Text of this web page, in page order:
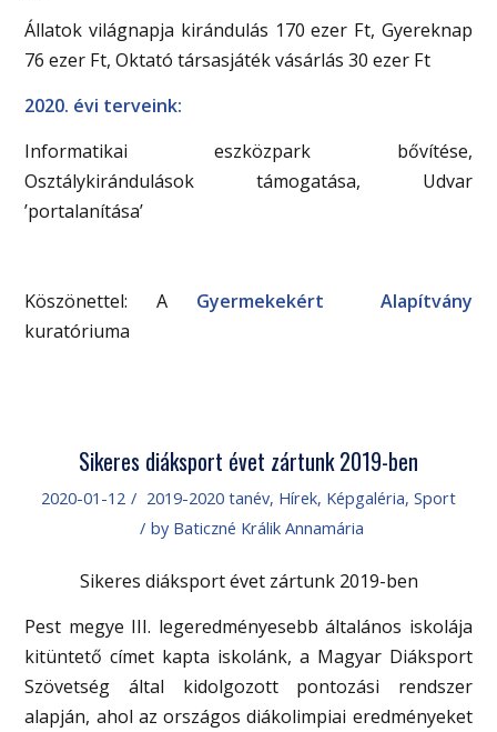
Állatok világnapja kirándulás 170 ezer Ft, Gyereknap
76 ezer Ft, Oktató társasjáték vásárlás 30 ezer Ft
2020. évi terveink:
Informatikai eszközpark bővítése,
Osztálykirándulások támogatása, Udvar
’portalanítása’
Köszönettel: A Gyermekekért Alapítvány
kuratóriuma
Sikeres diáksport évet zártunk 2019-ben
2020-01-12 / 2019-2020 tanév, Hírek, Képgaléria, Sport
/ by Baticzné Králik Annamária
Sikeres diáksport évet zártunk 2019-ben
Pest megye III. legeredményesebb általános iskolája
kitüntető címet kapta iskolánk, a Magyar Diáksport
Szövetség által kidolgozott pontozási rendszer
alapján, ahol az országos diákolimpiai eredményeket